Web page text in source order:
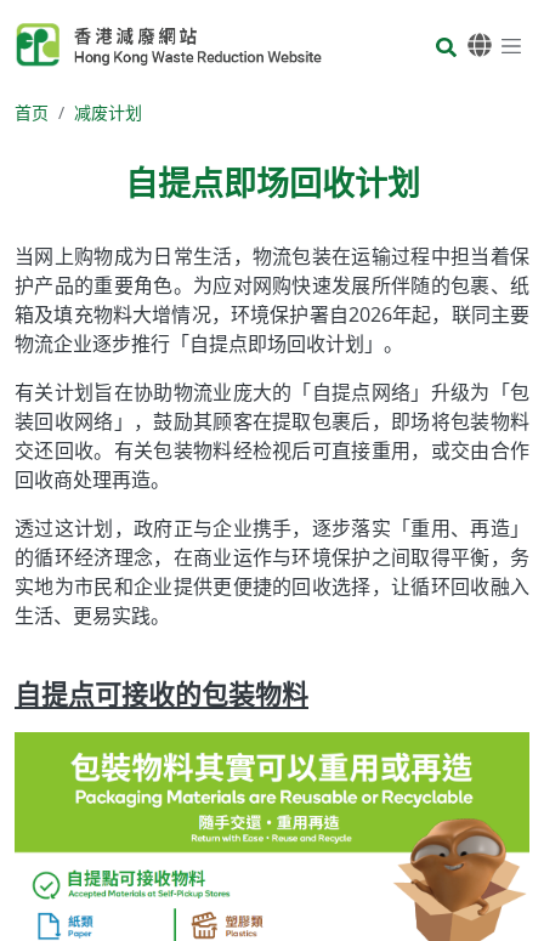
Body
首页 减废计划
自提点即场回收计划
Body
当网上购物成为日常生活，物流包装在运输过程中担当着保
护产品的重要角色。为应对网购快速发展所伴随的包裹、纸
箱及填充物料大增情况，环境保护署自2026年起，联同主要
物流企业逐步推行「自提点即场回收计划」。
有关计划旨在协助物流业庞大的「自提点网络」升级为「包
装回收网络」，鼓励其顾客在提取包裹后，即场将包装物料
交还回收。有关包装物料经检视后可直接重用，或交由合作
回收商处理再造。
透过这计划，政府正与企业携手，逐步落实「重用、再造」
的循环经济理念，在商业运作与环境保护之间取得平衡，务
实地为市民和企业提供更便捷的回收选择，让循环回收融入
生活、更易实践。
自提点可接收的包装物料